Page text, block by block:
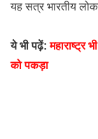
यह सत्र भारतीय
ये भी पढ़ें:महाराष्ट्र
को पकड़ा